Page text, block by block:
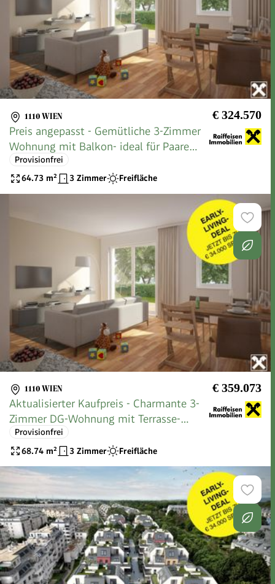
1110 WIEN € 324.570
Preis angepasst - Gemütliche 3-Zimmer
Wohnung mit Balkon- ideal für Paare
und Familien
Provisionfrei
64.73 m² 3 Zimmer Freifläche
1110 WIEN € 359.073
Aktualisierter Kaufpreis - Charmante 3-
Zimmer DG-Wohnung mit Terrasse-
perfekter Ausblick und optimale Lage
Provisionfrei
68.74 m² 3 Zimmer Freifläche